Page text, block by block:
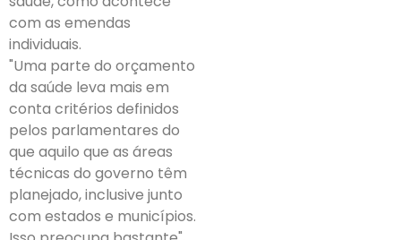
com as emendas
individuais.
"Uma parte do orçamento
da saúde leva mais em
conta critérios definidos
pelos parlamentares do
que aquilo que as áreas
técnicas do governo têm
planejado, inclusive junto
com estados e municípios.